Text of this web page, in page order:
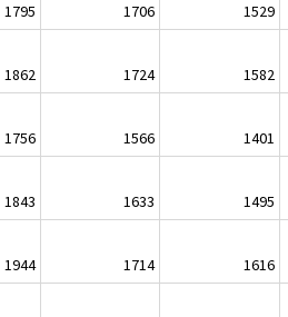
1795 1706
1529
1862 1724
1582
1756 1566
1401
1843 1633
1495
1944 1714
1616